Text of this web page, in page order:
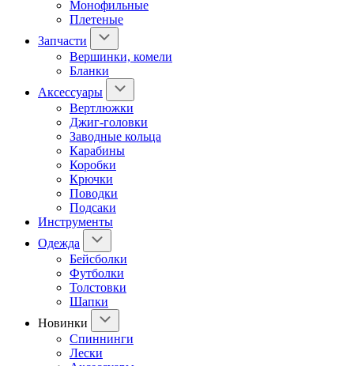
Монофильные
Плетеные
Запчасти
Вершинки, комели
Бланки
Аксессуары
Вертлюжки
Джиг-головки
Заводные кольца
Карабины
Коробки
Крючки
Поводки
Подсаки
Инструменты
Одежда
Бейсболки
Футболки
Толстовки
Шапки
Новинки
Спиннинги
Лески